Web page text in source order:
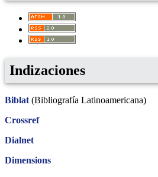
Indizaciones
Biblat (Bibliografía Latinoamericana)
Crossref
Dialnet
Dimensions